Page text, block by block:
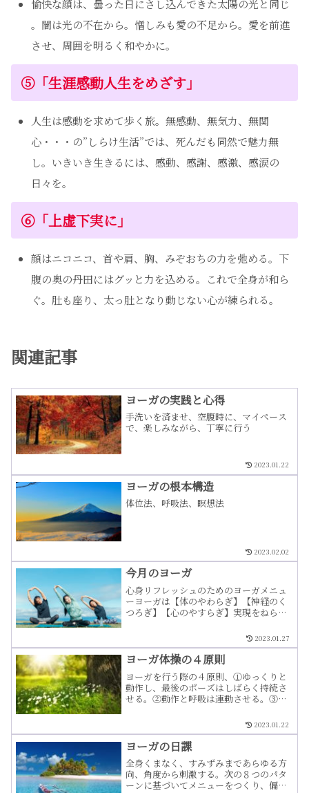
愉快な顔は、曇った日にさし込んできた太陽の光と同じ
。闇は光の不在から。憎しみも愛の不足から。愛を前進
させ、周囲を明るく和やかに。
⑤「生涯感動人生をめざす」
人生は感動を求めて歩く旅。無感動、無気力、無関
心・・・の”しらけ生活”では、死んだも同然で魅力無
し。いきいき生きるには、感動、感謝、感激、感涙の
日々を。
⑥「上虚下実に」
顔はニコニコ、首や肩、胸、みぞおちの力を弛める。下
腹の奥の丹田にはグッと力を込める。これで全身が和ら
ぐ。肚も座り、太っ肚となり動じない心が練られる。
関連記事
ヨーガの実践と心得
手洗いを済ませ、空腹時に、マイペース
で、楽しみながら、丁寧に行う
2023.01.22
ヨーガの根本構造
体位法、呼吸法、瞑想法
2023.02.02
今月のヨーガ
心身リフレッシュのためのヨーガメニュ
ーヨーガは【体のやわらぎ】【神経のく
つろぎ】【心のやすらぎ】実現をねらっ
法〉の三要素から成り立っています。そ
のためヨーガ体操の実施にあたっては、
次の4原則を大切にしてください。ゆっく
りと動作し、最後の体位はしばらく持続
させる。動作と呼吸 は連動させる。意識
を身体の一部、または全体に向ける。一
つの体位が終了したら必ず完全弛緩をす
イペースで。屍の体位（シャバ・アーサ
ナ）はずみをつけた無理なしかたは避け
る。形が無理なとき近づけるだけで効果
は同じ。右側を行った後は必ず左側も行
う。今月のヨーガ 簡易 ・・・もっと
見る
2023.01.27
ヨーガ体操の４原則
ヨーガを行う際の４原則、➀ゆっくりと
動作し、最後のポーズはしばらく持続さ
せる。②動作と呼吸は連動させる。③意
く。④緊張と弛緩の適度な交替を意識
し、特に弛緩を大切にする
2023.01.22
ヨーガの日課
全身くまなく、すみずみまであらゆる方
向、角度から刺激する。次の８つのパタ
ーンに基づいてメニューをつくり、偏り